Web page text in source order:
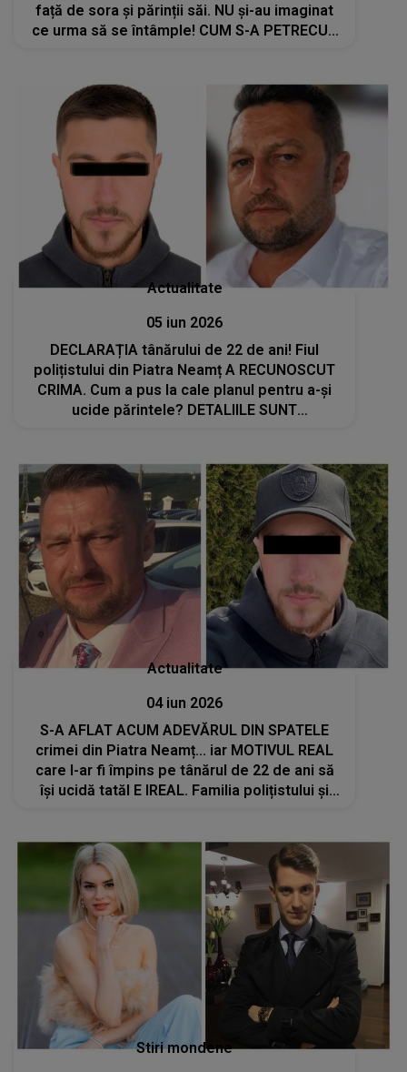
față de sora și părinții săi. NU și-au imaginat
ce urma să se întâmple! CUM S-A PETRECUT
Actualitate
05 iun 2026
DECLARAȚIA tânărului de 22 de ani! Fiul
polițistului din Piatra Neamț A RECUNOSCUT
CRIMA. Cum a pus la cale planul pentru a-și
ucide părintele? DETALIILE SUNT
Actualitate
04 iun 2026
S-A AFLAT ACUM ADEVĂRUL DIN SPATELE
crimei din Piatra Neamț... iar MOTIVUL REAL
care l-ar fi împins pe tânărul de 22 de ani să
își ucidă tatăl E IREAL. Familia polițistului și
Stiri mondene